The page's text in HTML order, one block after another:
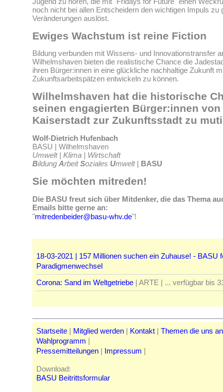
noch nicht bei allen Entscheidern den wichtigen Impuls zu
Veränderungen auslöst.
Ewiges Wachstum ist reine Fiction
Bildung verbunden mit Wissens- und Innovationstransfer
Wilhelmshaven bieten die realistische Chance die
ihren Bürger:innen in eine glückliche nachhaltige Zukunft
Zukunftsarbeitspätzen entwickeln zu können.
Wilhelmshaven hat die historische
seinen engagierten Bürger:innen von
Kaiserstadt zur Zukunftsstadt zu
Wolf-Dietrich Hufenbach
BASU | Wilhelmshaven
Umwelt | Klima | Wirtschaft
Bildung ArbeitSoziales Umwelt | BASU
Sie möchten mitreden!
Die BASU freut sich über Mitdenker, die das Thema
Emails bitte gerne an:
"mitredenbeider@basu-whv.de"!
18-03-2021 | 157 Millionen suchen ein Zuhause! - BASU
Paradigmenwechsel
Corona: Sand im Weltgetriebe | ARTE | ... verfügbar bis
Startseite | Mitglied werden | Kontakt | Themen die uns
Wahlprogramm |
Pressemitteilungen | Impressum |
Download:
BASU Beitrittsformular